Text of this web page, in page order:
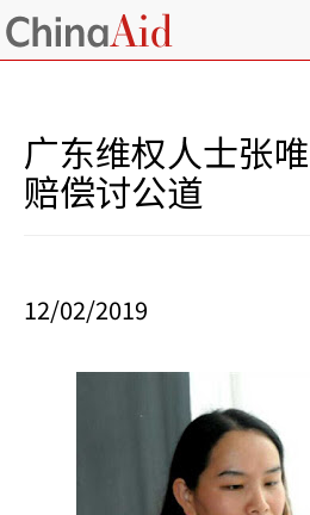
广东维权人士张
赔偿讨公道
12/02/2019